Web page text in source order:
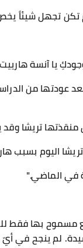
تكن تجهل شيئاً
يا آنسة
من
تريشا
اليوم بسبب
في الماضي."
بها فقط
لم ينجح في